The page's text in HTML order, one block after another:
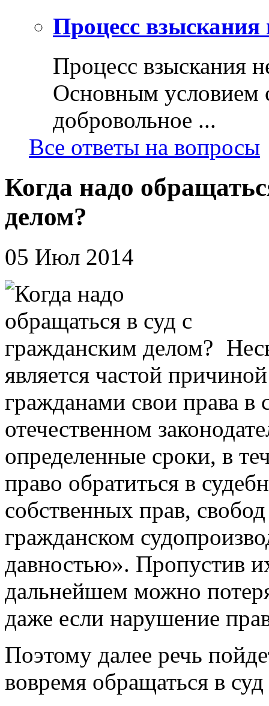
Процесс взыскания
Процесс взыскания
Основным условием
добровольное ...
Все ответы на вопросы
Когда надо
делом?
05 Июл 2014
является частой
гражданами свои права в
отечественном
определенные сроки, в
право обратиться в
собственных прав,
гражданском
давностью». Пропустив
дальнейшем можно
даже если нарушение
Поэтому далее речь
вовремя обращаться в